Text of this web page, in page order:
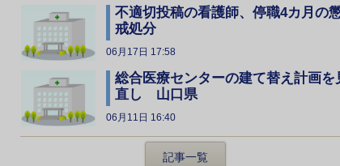
不適切投稿の看護師、停職4カ月の
戒処分
06月17日 17:58
総合医療センターの建て替え計画を
直し 山口県
06月11日 16:40
記事一覧